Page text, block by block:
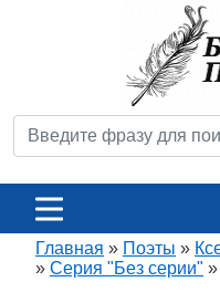
Главная » Поэты »
» Серия "Без серии" »